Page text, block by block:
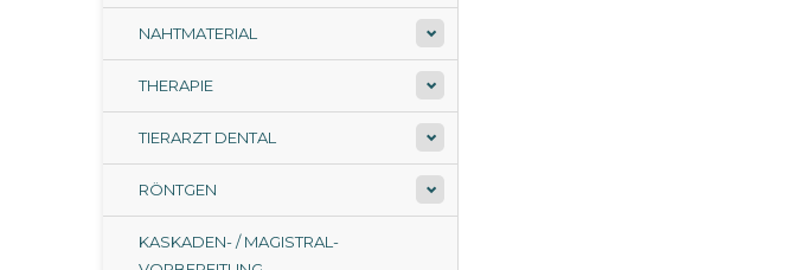
NAHTMATERIAL
THERAPIE
TIERARZT DENTAL
RÖNTGEN
KASKADEN- / MAGISTRAL-